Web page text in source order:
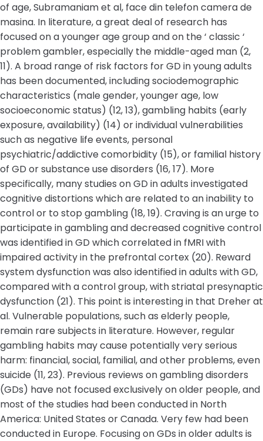
of age, Subramaniam et al, face din telefon camera de
masina. In literature, a great deal of research has
focused on a younger age group and on the ‘ classic ‘
problem gambler, especially the middle-aged man (2,
11). A broad range of risk factors for GD in young adults
has been documented, including sociodemographic
characteristics (male gender, younger age, low
socioeconomic status) (12, 13), gambling habits (early
exposure, availability) (14) or individual vulnerabilities
such as negative life events, personal
psychiatric/addictive comorbidity (15), or familial history
of GD or substance use disorders (16, 17). More
specifically, many studies on GD in adults investigated
cognitive distortions which are related to an inability to
control or to stop gambling (18, 19). Craving is an urge to
participate in gambling and decreased cognitive control
was identified in GD which correlated in fMRI with
impaired activity in the prefrontal cortex (20). Reward
system dysfunction was also identified in adults with GD,
compared with a control group, with striatal presynaptic
dysfunction (21). This point is interesting in that Dreher at
al. Vulnerable populations, such as elderly people,
remain rare subjects in literature. However, regular
gambling habits may cause potentially very serious
harm: financial, social, familial, and other problems, even
suicide (11, 23). Previous reviews on gambling disorders
(GDs) have not focused exclusively on older people, and
most of the studies had been conducted in North
America: United States or Canada. Very few had been
conducted in Europe. Focusing on GDs in older adults is